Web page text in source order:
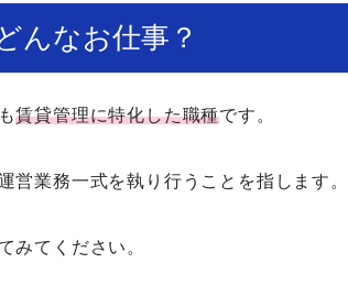
んなお仕事？
賃貸管理に特化した職種です。
業務一式を執り行うことを指します。
みてください。